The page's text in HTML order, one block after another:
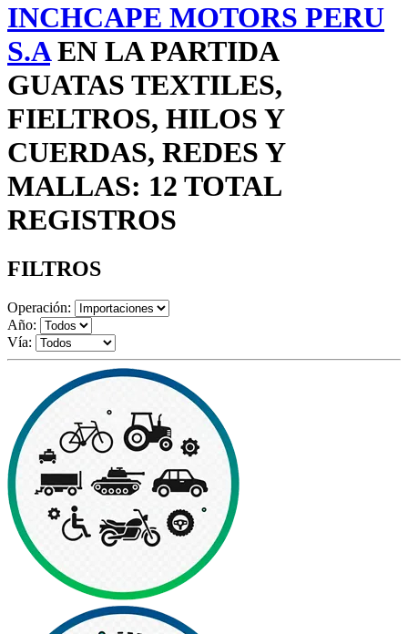
INCHCAPE MOTORS PERU
S.AEN LA PARTIDA
GUATAS TEXTILES,
FIELTROS, HILOS Y
CUERDAS, REDES Y
MALLAS: 12 TOTAL
REGISTROS
FILTROS
Operación:
Año:
Vía: